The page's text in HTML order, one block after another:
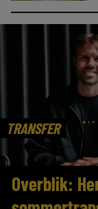
TRANSFER
Overblik: